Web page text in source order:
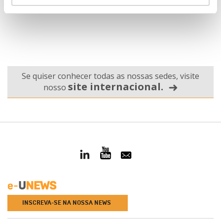
Se quiser conhecer todas as nossas sedes, visite
nosso site internacional.
INSCREVA-SE NA NOSSA NEWS